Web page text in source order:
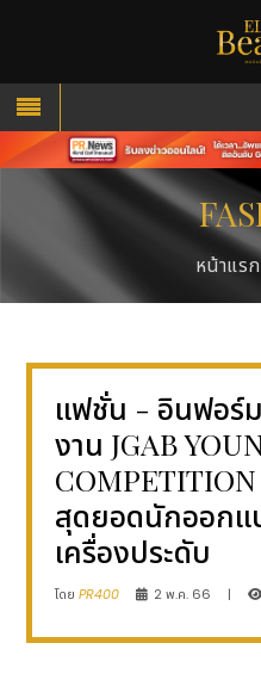
หน้าแรก
แฟชั่น - อินฟอร์
งาน JGAB
สุดยอดนักออก
เครื่องประดับ
โดยPR400 2 พ.ค. 66 |